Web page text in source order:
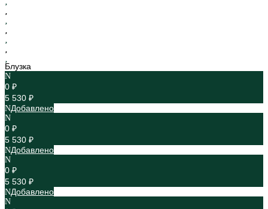
Блузка
0 ₽
5 530 ₽
Добавлено
0 ₽
5 530 ₽
Добавлено
0 ₽
5 530 ₽
Добавлено